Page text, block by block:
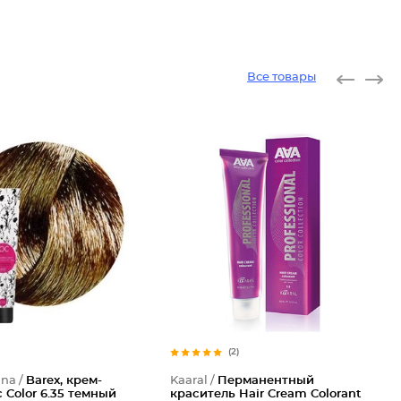
Все товары
/ Barex, крем-
Color 6.35 темный
(2)
Kaaral / Перманентный
краситель Hair Cream Colorant